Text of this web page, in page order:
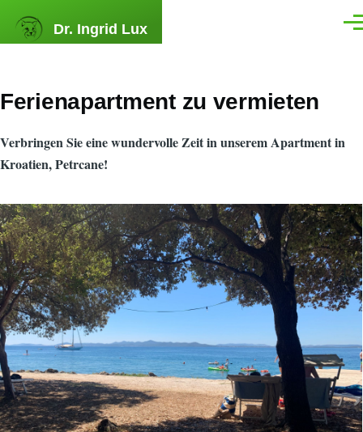
Dr. Ingrid Lux
Ferienapartment zu vermieten
Verbringen Sie eine wundervolle Zeit in unserem Apartment in
Kroatien, Petrcane!